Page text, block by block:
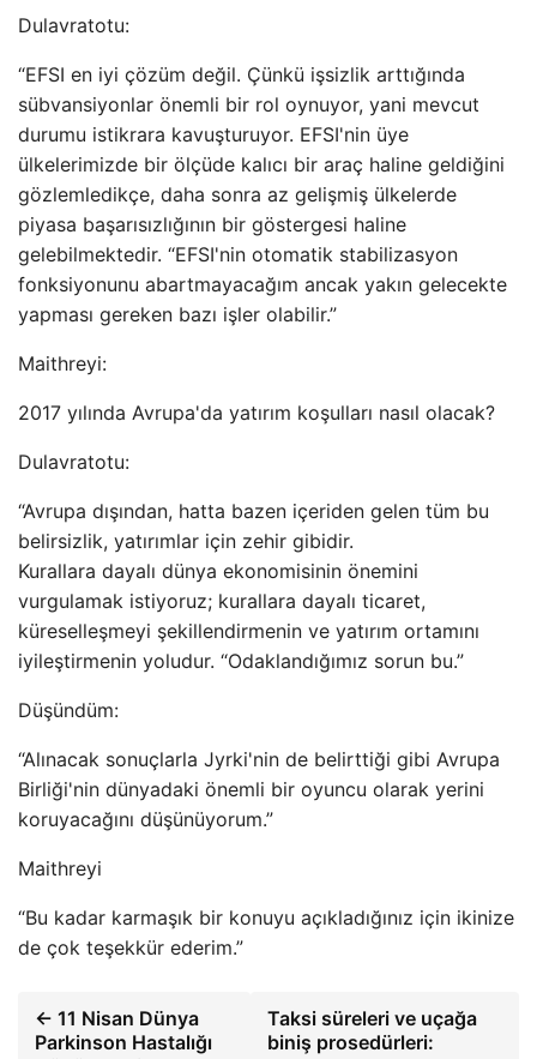
Dulavratotu:
“EFSI en iyi çözüm değil. Çünkü işsizlik arttığında
sübvansiyonlar önemli bir rol oynuyor, yani mevcut
durumu istikrara kavuşturuyor. EFSI'nin üye
ülkelerimizde bir ölçüde kalıcı bir araç haline geldiğini
gözlemledikçe, daha sonra az gelişmiş ülkelerde
piyasa başarısızlığının bir göstergesi haline
gelebilmektedir. “EFSI'nin otomatik stabilizasyon
fonksiyonunu abartmayacağım ancak yakın gelecekte
yapması gereken bazı işler olabilir.”
Maithreyi:
2017 yılında Avrupa'da yatırım koşulları nasıl olacak?
Dulavratotu:
“Avrupa dışından, hatta bazen içeriden gelen tüm bu
belirsizlik, yatırımlar için zehir gibidir.
Kurallara dayalı dünya ekonomisinin önemini
vurgulamak istiyoruz; kurallara dayalı ticaret,
küreselleşmeyi şekillendirmenin ve yatırım ortamını
iyileştirmenin yoludur. “Odaklandığımız sorun bu.”
Düşündüm:
“Alınacak sonuçlarla Jyrki'nin de belirttiği gibi Avrupa
Birliği'nin dünyadaki önemli bir oyuncu olarak yerini
koruyacağını düşünüyorum.”
Maithreyi
“Bu kadar karmaşık bir konuyu açıkladığınız için ikinize
de çok teşekkür ederim.”
← 11 Nisan Dünya
Parkinson Hastalığı
Taksi süreleri ve uçağa
biniş prosedürleri: